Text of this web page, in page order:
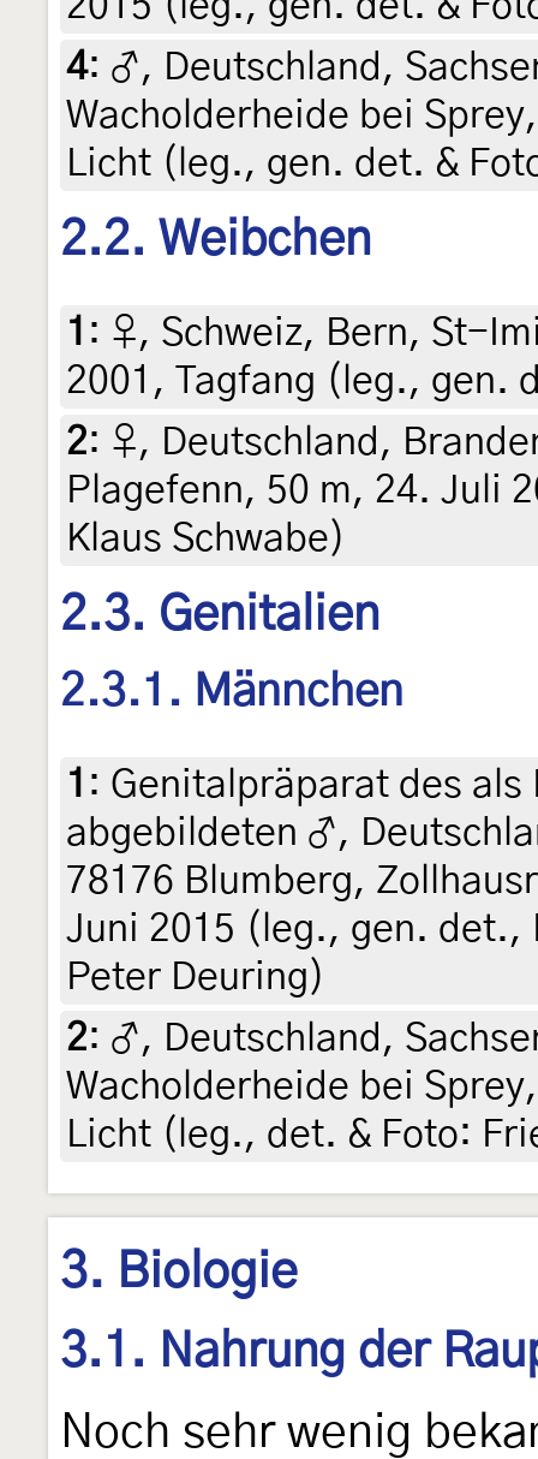
4: ♂, Deutschland,
Wacholderheide bei
Licht (leg., gen. det. &
2.2. Weibchen
1 : ♀, Schweiz, Bern, St-
2001, Tagfang (leg., gen.
2: ♀, Deutschland,
Plagefenn, 50 m, 24. Juli
Klaus Schwabe)
2.3. Genitalien
2.3.1. Männchen
1 : Genitalpräparat des als
abgebildeten ♂,
78176 Blumberg,
Juni 2015 (leg., gen. det.,
Peter Deuring)
2: ♂, Deutschland,
Wacholderheide bei
Licht (leg., det. & Foto:
3. Biologie
3.1. Nahrung der
Noch sehr wenig